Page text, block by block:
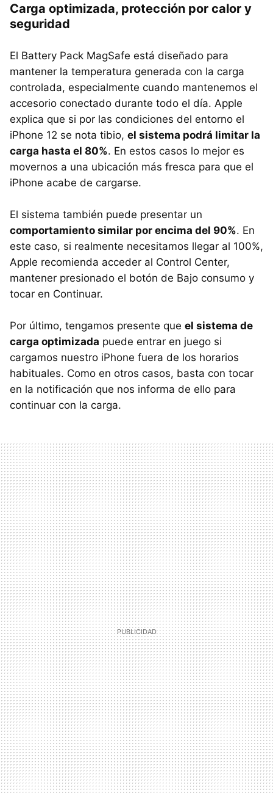
Carga optimizada, protección por calor y
seguridad
El Battery Pack MagSafe está diseñado para
mantener la temperatura generada con la carga
controlada, especialmente cuando mantenemos el
accesorio conectado durante todo el día. Apple
explica que si por las condiciones del entorno el
iPhone 12 se nota tibio, el sistema podrá limitar la
carga hasta el 80%. En estos casos lo mejor es
movernos a una ubicación más fresca para que el
iPhone acabe de cargarse.
El sistema también puede presentar un
comportamiento similar por encima del 90%. En
este caso, si realmente necesitamos llegar al 100%,
Apple recomienda acceder al Control Center,
mantener presionado el botón de Bajo consumo y
tocar en Continuar.
Por último, tengamos presente que el sistema de
carga optimizada puede entrar en juego si
cargamos nuestro iPhone fuera de los horarios
habituales. Como en otros casos, basta con tocar
en la notificación que nos informa de ello para
continuar con la carga.